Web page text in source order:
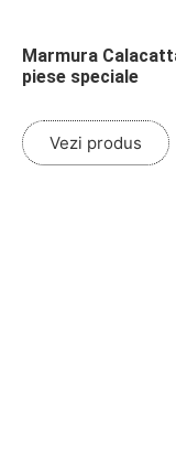
Marmura
piese speciale
Vezi produs